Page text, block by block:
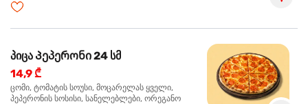
ორეგანო
პიცა Პეპერონი 24 სმ
14,9 ₾
ცომი, ტომატის სოუსი, მოცარელას ყველი,
პეპერონის სოსისი, სანელებლები, ორეგანო